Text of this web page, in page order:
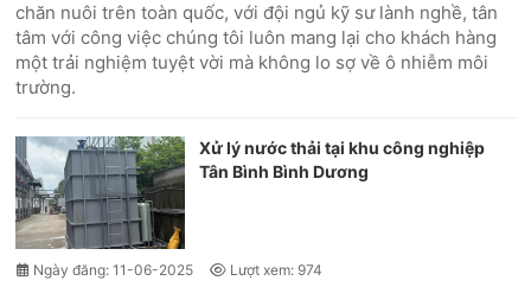
chăn nuôi trên toàn quốc, với đội ngủ kỹ sư lành nghề, tân
tâm với công việc chúng tôi luôn mang lại cho khách hàng
một trải nghiệm tuyệt vời mà không lo sợ về ô nhiễm môi
trường.
Xử lý nước thải tại khu công nghiệp
Tân Bình Bình Dương
Ngày đăng: 11-06-2025 Lượt xem: 974